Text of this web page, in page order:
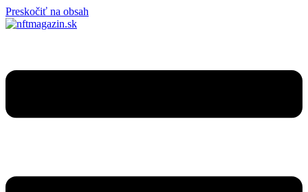
Preskočiť na obsah